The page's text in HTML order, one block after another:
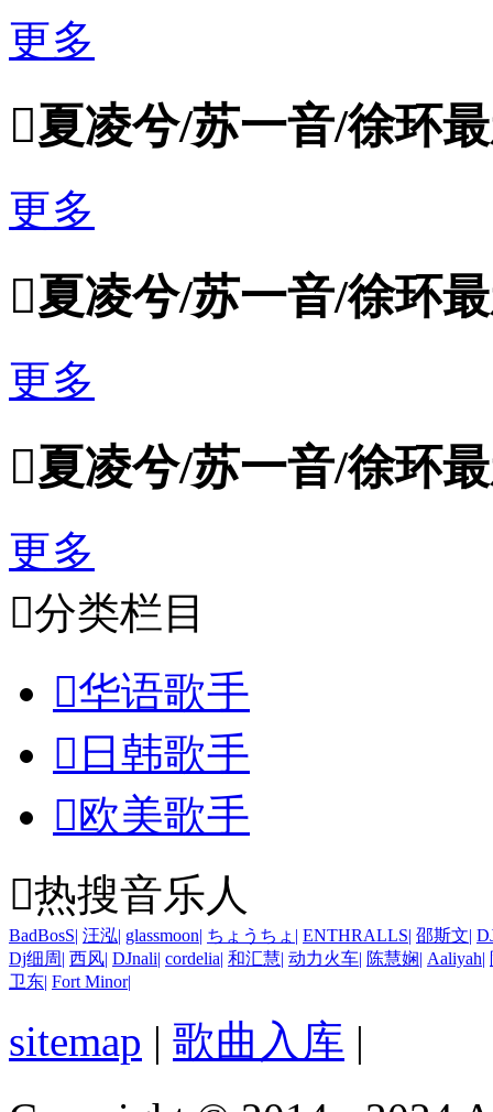
更多
夏凌兮/苏一音/徐环
更多
夏凌兮/苏一音/徐环
更多
夏凌兮/苏一音/徐环
更多
分类栏目
华语歌手
 日韩歌手
欧美歌手
热搜音乐人
BadBosS| 汪泓| glassmoon| ちょうちょ | ENTHRALLS| 邵斯文|
Dj细周| 西风| DJnali| cordelia| 和汇慧| 动力火车| 陈慧娴| Aaliyah|
卫东| Fort Minor|
sitemap | 歌曲入库 |